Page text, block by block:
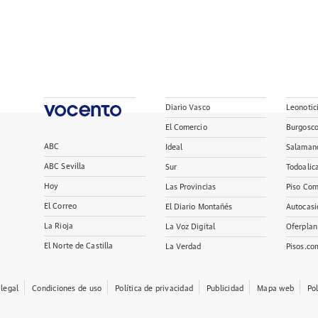
ABC
ABC Sevilla
Hoy
El Correo
La Rioja
El Norte de Castilla
Diario Vasco
El Comercio
Ideal
Sur
Las Provincias
El Diario Montañés
La Voz Digital
La Verdad
Piso
Oferplan
Condiciones de uso Política de privacidad Publicidad Mapa web